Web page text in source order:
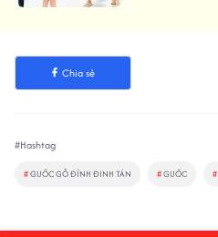
Chia sẻ
#Hashtag
#GUỐC GỖ ĐÍNH ĐINH TÁN #GUỐC #